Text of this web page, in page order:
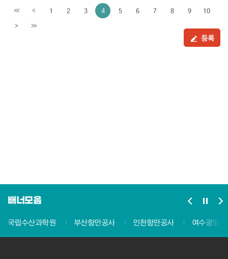
<< <이전페이지
1 2 3 4 5 6 7 8 9 10
>다음페이지
>>
등록
배너모음
국립수산과학원
부산항만공사 인천항만공사 여수광양